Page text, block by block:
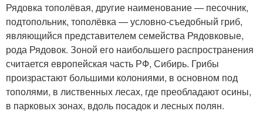
Рядовка тополёвая, другие наименование — песочник,
подтопольник, тополёвка — условно-съедобный гриб,
являющийся представителем семейства Рядовковые,
рода Рядовок. Зоной его наибольшего распространения
считается европейская часть РФ, Сибирь. Грибы
произрастают большими колониями, в основном под
тополями, в лиственных лесах, где преобладают осины,
в парковых зонах, вдоль посадок и лесных полян.